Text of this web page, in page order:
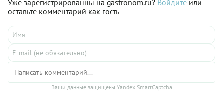
залежавшегося, почему дата обжарки важнее даты упаковки
и какие неочевидные продукты (от сыра до дичи) лучше
всего сочетаются с кофе.
Уже зарегистрированны на gastronom.ru? Войдите или
оставьте комментарий как гость
Ваши данные защищены Yandex SmartCaptcha